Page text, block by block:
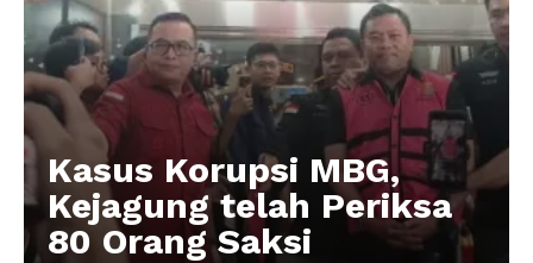
Kasus Korupsi MBG,
Kejagung telah Periksa
80 Orang Saksi